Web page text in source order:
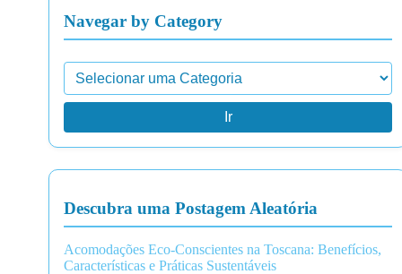
Navegar by Category
Ir
Descubra uma Postagem Aleatória
Acomodações Eco-Conscientes na Toscana: Benefícios,
Características e Práticas Sustentáveis